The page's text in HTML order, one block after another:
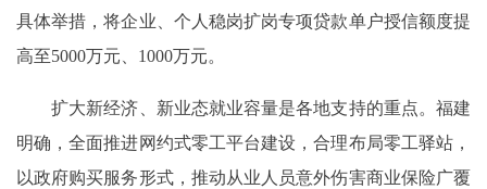
具体举措，将企业、个人稳岗扩岗专项贷款单户授信额度提
高至5000万元、1000万元。
扩大新经济、新业态就业容量是各地支持的重点。福建
明确，全面推进网约式零工平台建设，合理布局零工驿站，
以政府购买服务形式，推动从业人员意外伤害商业保险广覆